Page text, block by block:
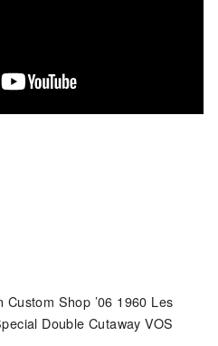
Custom Shop ’06 1960 Les
Double Cutaway VOS